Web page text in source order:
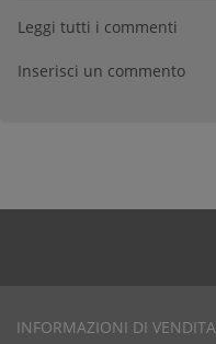
Leggi tutti i commenti
Inserisci un commento
INFORMAZIONI DI VENDITA